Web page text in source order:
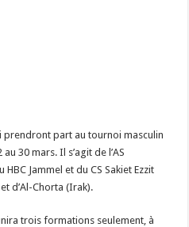
prendront part au tournoi masculin
30 mars. Il s’agit de l’AS
Jammel et du CS Sakiet Ezzit
d’Al-Chorta (Irak).
trois formations seulement, à